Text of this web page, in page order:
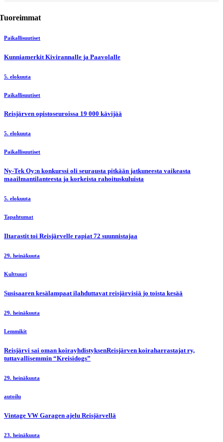
Paikallisuutiset
Kunniamerkit Kivirannalle ja Paavolalle
5. elokuuta
Paikallisuutiset
Reisjärven opistoseuroissa 19 000 kävijää
5. elokuuta
Paikallisuutiset
Ny-Tek Oy:n konkurssi oli seurausta pitkään jatkuneesta vaikeasta
maailmantilanteesta ja korkeista rahoituskuluista
5. elokuuta
Tapahtumat
Iltarastit toi Reisjärvelle rapiat 72 suunnistajaa
29. heinäkuuta
Kulttuuri
Susisaaren kesälampaat ilahduttavat reisjärvisiä jo toista kesää
29. heinäkuuta
Lemmikit
Reisjärvi sai oman koirayhdistyksenReisjärven koiraharrastajat ry,
tuttavallisemmin “Kreisidogs”
29. heinäkuuta
autoilu
Vintage VW Garagen ajelu Reisjärvellä
23. heinäkuuta